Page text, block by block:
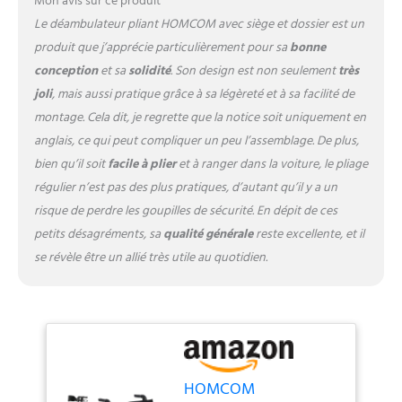
à 97cm pour s'adapter à
votre morphologie)
SÉCURITÉ OPTIMALE
D'UTILISATION : Freins à main
intégrés pour arrêter le
déambulateur au bon
moment et sans effort ;
structure en métal époxy
anticorrosion alliant solidité
et légèreté ; certification
normes CE PANIER DE
RANGEMENT INCLUS : Panier
de rangement amovible très
67P x 84,5-97H cm ; - Charge
max. recommandée : 136 kg.
Le déambulateur pliant HOMCOM avec siège et dossier est un
produit que j’apprécie particulièrement pour sabonne
conceptionet sasolidité. Son design est non seulementtrès
joli, mais aussi pratique grâce à sa légèreté et à sa facilité de
montage. Cela dit, je regrette que la notice soit uniquement en
anglais, ce qui peut compliquer un peu l’assemblage. De plus,
bien qu’il soitfacile à plieret à ranger dans la voiture, le pliage
régulier n’est pas des plus pratiques, d’autant qu’il y a un
risque de perdre les goupilles de sécurité. En dépit de ces
petits désagréments, saqualité généralereste excellente, et il
se révèle être un allié très utile au quotidien.
HOMCOM